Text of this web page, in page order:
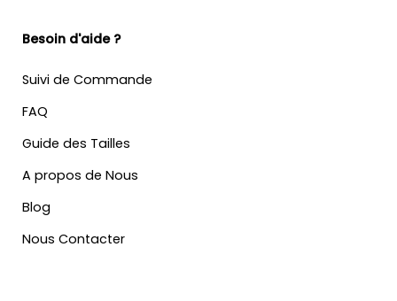
Besoin d'aide ?
Suivi de Commande
FAQ
Guide des Tailles
A propos de Nous
Blog
Nous Contacter